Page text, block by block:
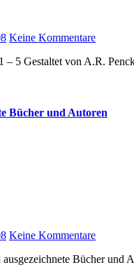
Keine Kommentare
1 – 5 Gestaltet von A.R.
Bücher und Autoren
Keine Kommentare